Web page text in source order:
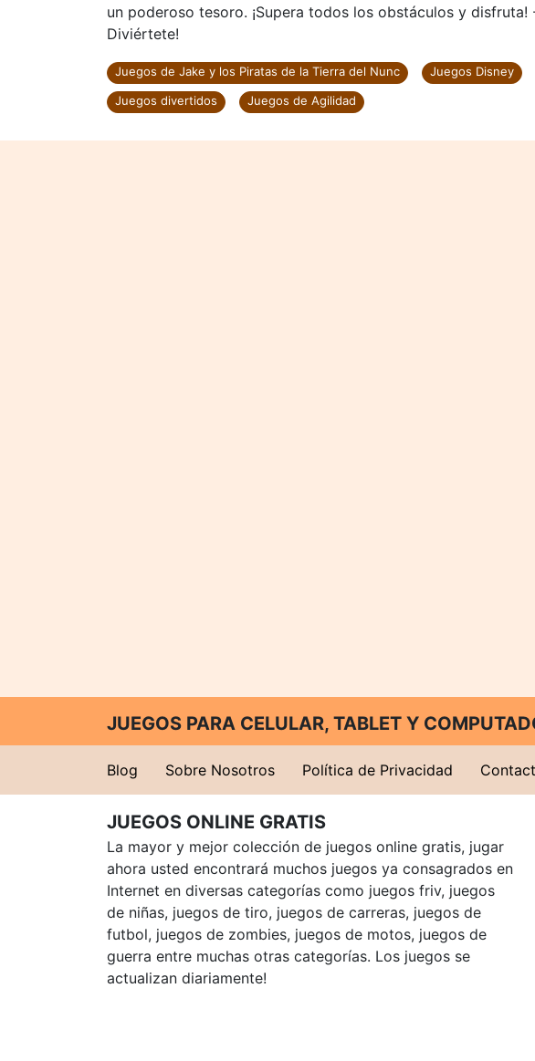
un poderoso tesoro. ¡Supera todos los obstáculos y
Diviértete!
Juegos de Jake y los Piratas de la Tierra del Nunc Juegos Disney
Juegos divertidos
Juegos de Agilidad
JUEGOS PARA CELULAR, TABLET Y
Blog Sobre Nosotros Política de Privacidad
JUEGOS ONLINE GRATIS
La mayor y mejor colección de juegos online gratis, jugar
ahora usted encontrará muchos juegos ya consagrados en
Internet en diversas categorías como juegos friv, juegos
de niñas, juegos de tiro, juegos de carreras, juegos de
futbol, juegos de zombies, juegos de motos, juegos de
guerra entre muchas otras categorías. Los juegos se
actualizan diariamente!